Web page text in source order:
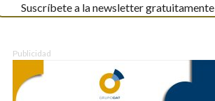
Suscríbete a la newsletter gratuitamente
Publicidad